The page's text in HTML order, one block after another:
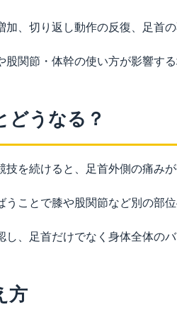
加、切り返し動作の反復、足首
股関節・体幹の使い方が影響する
どうなる？
技を続けると、足首外側の痛み
うことで膝や股関節など別の部
し、足首だけでなく身体全体の
方